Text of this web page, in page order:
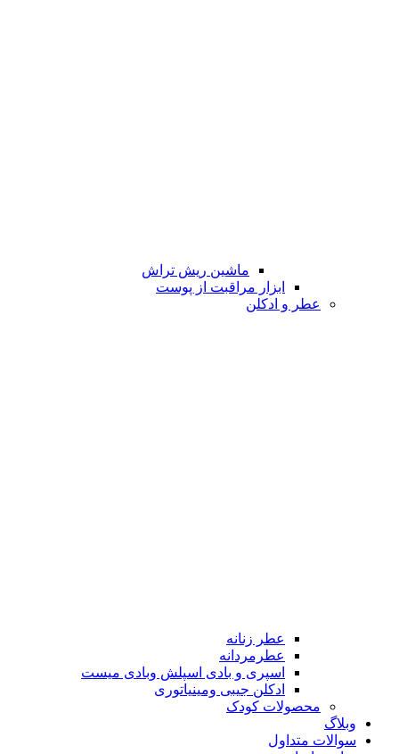
ماشین ریش تراش
ابزار مراقبت از پوست
عطر و ادکلن
عطر زنانه
عطرمردانه
اسپری و بادی اسپلش وبادی میست
ادکلن جیبی ومینیاتوری
محصولات کودک
وبلاگ
سوالات متداول